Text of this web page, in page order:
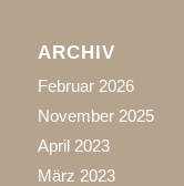
ARCHIV
Februar 2026
November 2025
April 2023
März 2023